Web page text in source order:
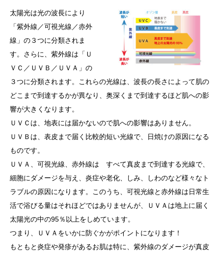
太陽光は光の波長により
「紫外線／可視光線／赤外
線」の３つに分類されま
す。さらに、紫外線は「Ｕ
ＶＣ／ＵＶＢ／ＵＶＡ」の
３つに分類されます。これらの光線は、波長の長さによって肌の
どこまで到達するかが異なり、奥深くまで到達するほど肌への影
響が大きくなります。
ＵＶＣは、地表には届かないので肌への影響はありません。
ＵＶＢは、表皮まで届く比較的短い光線で、日焼けの原因になる
ものです。
ＵＶＡ、可視光線、赤外線は すべて真皮まで到達する光線で、
細胞にダメージを与え、炎症や老化、しみ、しわのなど様々なト
ラブルの原因になります。このうち、可視光線と赤外線は日常生
活で浴びる量はそれほどではありませんが、ＵＶＡは地上に届く
太陽光の中の95％以上をしめています。
つまり、ＵＶＡをいかに防ぐかがポイントになります！
もともと炎症や発疹があるお肌は特に、紫外線のダメージが真皮